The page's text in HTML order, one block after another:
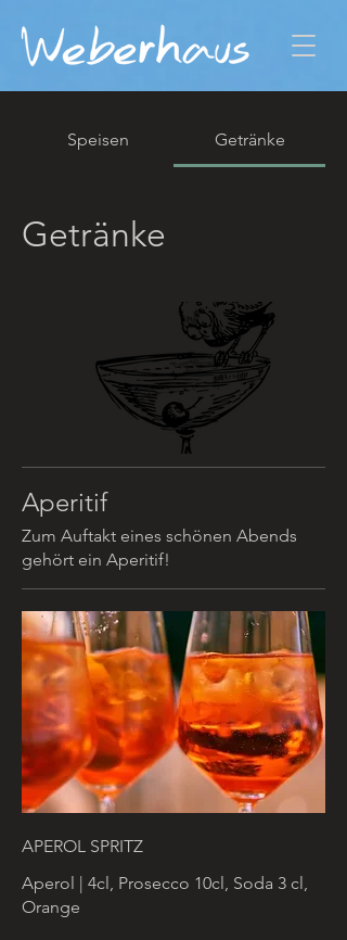
Speisen Getränke
Getränke
Aperitif
Zum Auftakt eines schönen Abends
gehört ein Aperitif!
APEROL SPRITZ
Aperol | 4cl, Prosecco 10cl, Soda 3 cl,
Orange